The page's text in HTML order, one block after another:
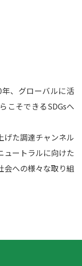
、グローバルに活
こそできるSDGsへ
げた調達チャンネル
ュートラルに向けた
会への様々な取り組